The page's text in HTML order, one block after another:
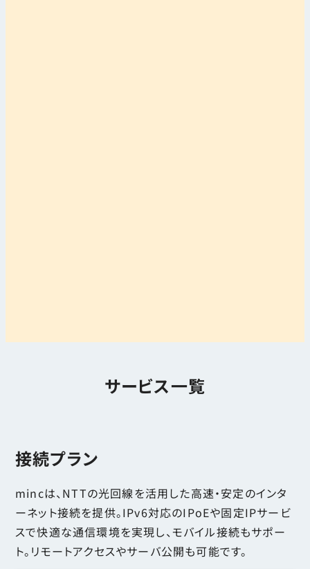
サービス一覧
接続プラン
mincは、NTTの光回線を活用した高速・安定のインタ
ーネット接続を提供。IPv6対応のIPoEや固定IPサービ
スで快適な通信環境を実現し、モバイル接続もサポー
ト。リモートアクセスやサーバ公開も可能です。